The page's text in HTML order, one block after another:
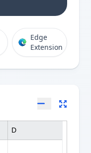
Edge
Extension
D